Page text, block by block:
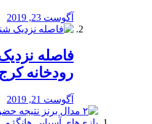
آگوست 23, 2019
️فاصله
رودخانه
آگوست 21, 2019